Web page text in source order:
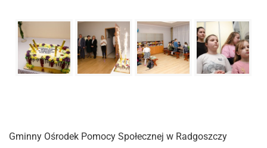
Gminny Ośrodek Pomocy Społecznej w Radgoszczy